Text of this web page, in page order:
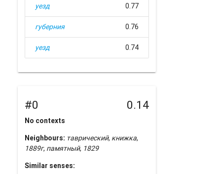
уезд 0.77
губерния 0.76
уезд 0.74
#0 0.14
No contexts
Neighbours: таврический, книжка,
1889г, памятный, 1829
Similar senses: